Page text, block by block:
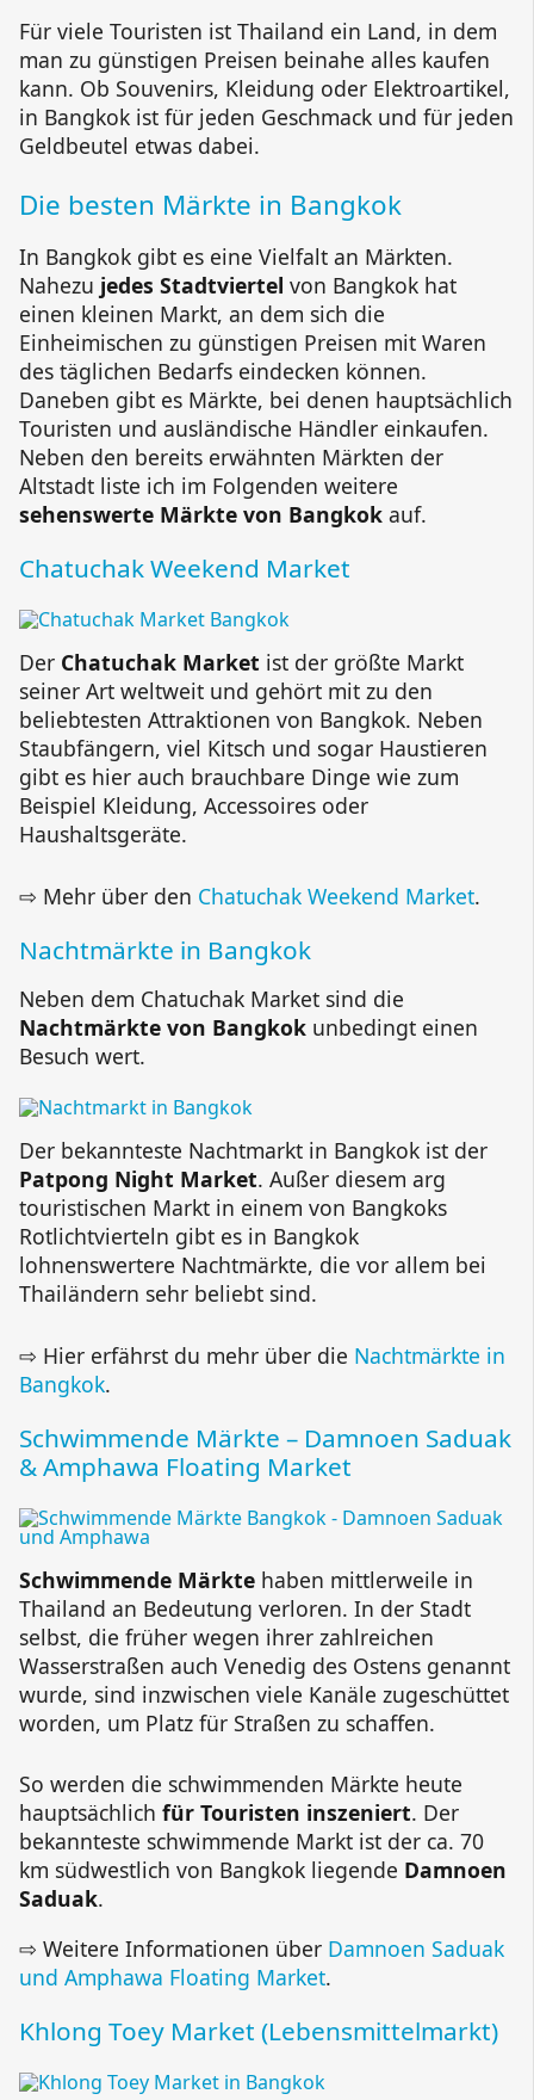
Für viele Touristen ist Thailand ein Land, in dem
man zu günstigen Preisen beinahe alles kaufen
kann. Ob Souvenirs, Kleidung oder Elektroartikel,
in Bangkok ist für jeden Geschmack und für jeden
Geldbeutel etwas dabei.
Die besten Märkte in Bangkok
In Bangkok gibt es eine Vielfalt an Märkten.
Nahezu jedes Stadtviertel von Bangkok hat
einen kleinen Markt, an dem sich die
Einheimischen zu günstigen Preisen mit Waren
des täglichen Bedarfs eindecken können.
Daneben gibt es Märkte, bei denen hauptsächlich
Touristen und ausländische Händler einkaufen.
Neben den bereits erwähnten Märkten der
Altstadt liste ich im Folgenden weitere
sehenswerte Märkte von Bangkok auf.
Chatuchak Weekend Market
Der Chatuchak Market ist der größte Markt
seiner Art weltweit und gehört mit zu den
beliebtesten Attraktionen von Bangkok. Neben
Staubfängern, viel Kitsch und sogar Haustieren
gibt es hier auch brauchbare Dinge wie zum
Beispiel Kleidung, Accessoires oder
Haushaltsgeräte.
⇨ Mehr über den Chatuchak Weekend Market.
Nachtmärkte in Bangkok
Neben dem Chatuchak Market sind die
Nachtmärkte von Bangkok unbedingt einen
Besuch wert.
Der bekannteste Nachtmarkt in Bangkok ist der
Patpong Night Market. Außer diesem arg
touristischen Markt in einem von Bangkoks
Rotlichtvierteln gibt es in Bangkok
lohnenswertere Nachtmärkte, die vor allem bei
Thailändern sehr beliebt sind.
⇨ Hier erfährst du mehr über die Nachtmärkte in
Bangkok.
Schwimmende Märkte – Damnoen Saduak
& Amphawa Floating Market
Schwimmende Märkte haben mittlerweile in
Thailand an Bedeutung verloren. In der Stadt
selbst, die früher wegen ihrer zahlreichen
Wasserstraßen auch Venedig des Ostens genannt
wurde, sind inzwischen viele Kanäle zugeschüttet
worden, um Platz für Straßen zu schaffen.
So werden die schwimmenden Märkte heute
hauptsächlich für Touristen inszeniert. Der
bekannteste schwimmende Markt ist der ca. 70
km südwestlich von Bangkok liegende Damnoen
Saduak.
⇨ Weitere Informationen über Damnoen Saduak
und Amphawa Floating Market.
Khlong Toey Market (Lebensmittelmarkt)